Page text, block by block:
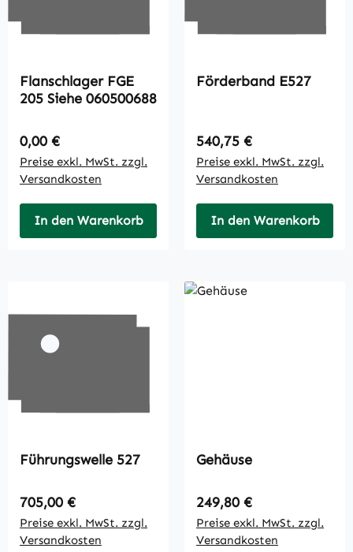
Flanschlager FGE
205 Siehe 060500688
Regulärer Preis:
0,00 €
Preise exkl. MwSt. zzgl.
Versandkosten
In den Warenkorb
Förderband E527
Regulärer Preis:
540,75 €
Preise exkl. MwSt. zzgl.
Versandkosten
In den Warenkorb
Führungswelle 527
Regulärer Preis:
705,00 €
Preise exkl. MwSt. zzgl.
Versandkosten
Gehäuse
Regulärer Preis:
249,80 €
Preise exkl. MwSt. zzgl.
Versandkosten